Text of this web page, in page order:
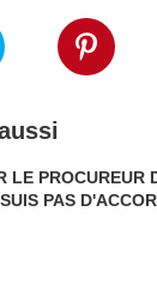
LE PROCUREUR